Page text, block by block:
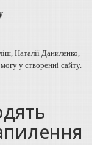
Наталії Даниленко,
у створенні сайту.